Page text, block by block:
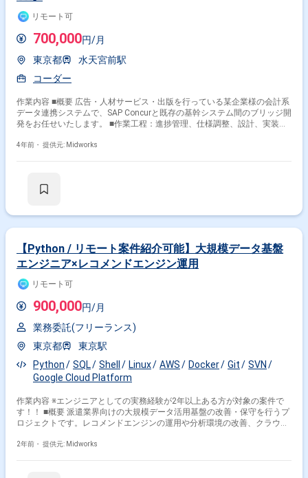
リモート可
700,000円/月
東京都
水天宮前駅
コーダー
作業内容 ■概要 広告・人材サービス・出版を行っている某企業様の会計系
データ連携システムで、SAP Concurと既存の基幹システム間のブリッジ開
発をお任せいたします。 ■作業工程：進捗管理、仕様調整、設計、実装、
4年前・ 提供元: Midworks
【Python / リモート案件紹介可能】大規模データ基盤
エンジニア×レコメンドエンジン運用
リモート可
900,000円/月
業務委託(フリーランス)
東京都
東京駅
Python
SQL Shell Linux AWS Docker Git
SVN
Google Cloud Platform
作業内容 ※エンジニアとしての実務経験が2年以上ある方が対象の案件で
す！！ ■概要 派遣業界向けの大規模データ活用基盤の改善・保守を行うプ
ロジェクトです。レコメンドエンジンの運用や分析環境の改善、クラウド
す。必要に応じて、簡易的な機械学習モデルのチューニングやデータ分析
2年前・ 提供元: Midworks